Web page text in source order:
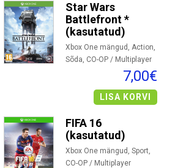
Star Wars
Battlefront *
(kasutatud)
Xbox One mängud, Action,
Sõda, CO-OP / Multiplayer
7,00€
LISA KORVI
FIFA 16
(kasutatud)
Xbox One mängud, Sport,
CO-OP / Multiplayer